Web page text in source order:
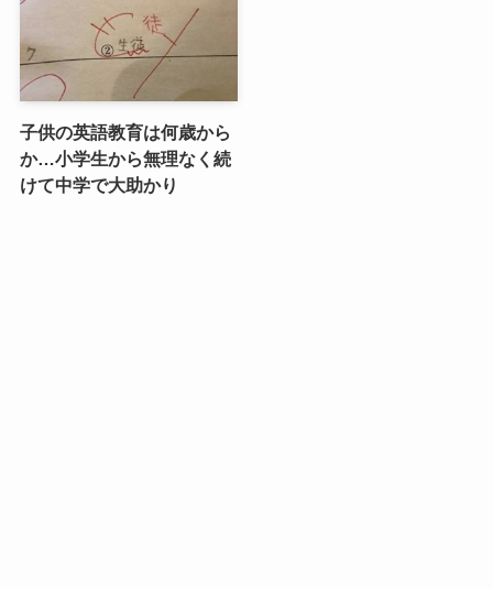
子供の英語教育は何歳から
か…小学生から無理なく続
けて中学で大助かり